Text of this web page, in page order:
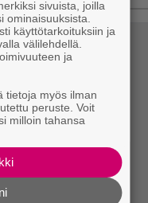
sivuista, joilla
ominaisuuksista.
käyttötarkoituksiin ja
välilehdellä.
ja
tietoja myös ilman
peruste. Voit
milloin tahansa